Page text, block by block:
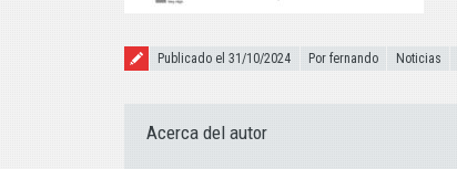
Publicado el
Publicado el 31/10/2024 Por fernando Noticias
Acerca del autor